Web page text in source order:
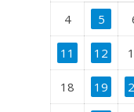
4 5
11 12
18 19